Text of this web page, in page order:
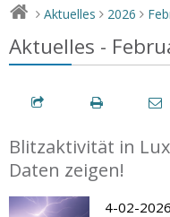
> Aktuelles > 2026 >
Aktuelles -
Blitzaktivität in
Daten zeigen!
4-02-2026